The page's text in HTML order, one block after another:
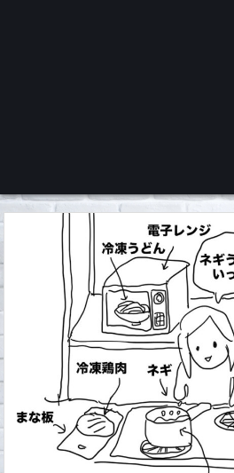
くろチャンネル